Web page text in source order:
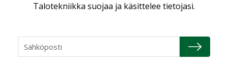
Uutiset
Etusivu
Talotekniikka suojaa ja käsittelee tietojasi.